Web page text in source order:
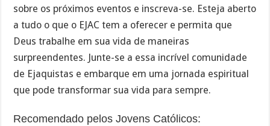
sobre os próximos eventos e inscreva-se. Esteja aberto
a tudo o que o EJAC tem a oferecer e permita que
Deus trabalhe em sua vida de maneiras
surpreendentes. Junte-se a essa incrível comunidade
de Ejaquistas e embarque em uma jornada espiritual
que pode transformar sua vida para sempre.
Recomendado pelos Jovens Católicos: